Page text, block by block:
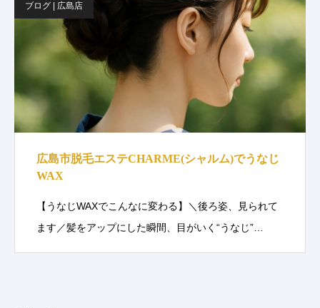
ブログ | 広島店
広島市脱毛エステCHARME(シャルム)でうなじ
WAX
【うなじWAXでこんなに変わる】＼後ろ姿、見られて
ます／髪をアップにした瞬間、目がいく“うなじ”…